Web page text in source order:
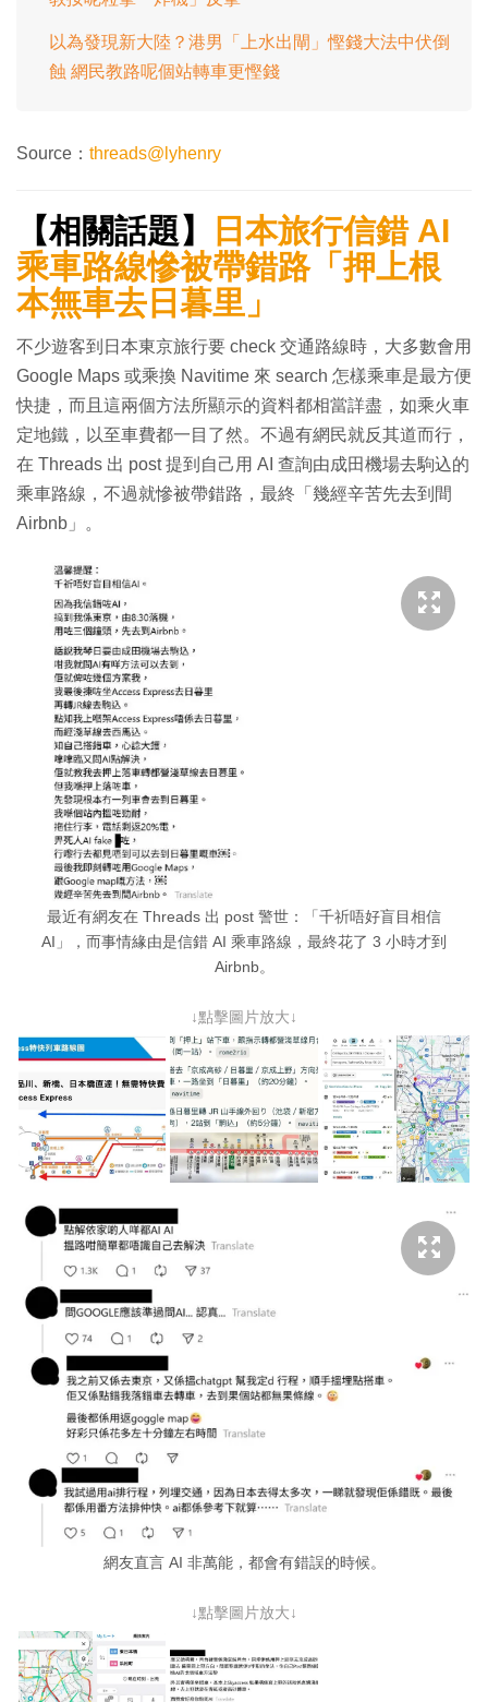
以為發現新大陸？港男「上水出閘」慳錢大法中伏倒
蝕 網民教路呢個站轉車更慳錢
Source： threads@lyhenry
【相關話題】
日本旅行信錯 AI
乘車路線慘被帶錯路「押上根
本無車去日暮里」
不少遊客到日本東京旅行要 check 交通路線時，大多數會用
Google Maps 或乘換 Navitime 來 search 怎樣乘車是最方便
快捷，而且這兩個方法所顯示的資料都相當詳盡，如乘火車
定地鐵，以至車費都一目了然。不過有網民就反其道而行，
在 Threads 出 post 提到自己用 AI 查詢由成田機場去駒込的
乘車路線，不過就慘被帶錯路，最終「幾經辛苦先去到間
Airbnb」。
最近有網友在 Threads 出 post 警世：「千祈唔好盲目相信
AI」，而事情緣由是信錯 AI 乘車路線，最終花了 3 小時才到
Airbnb。
↓點擊圖片放大↓
網友直言 AI 非萬能，都會有錯誤的時候。
↓點擊圖片放大↓